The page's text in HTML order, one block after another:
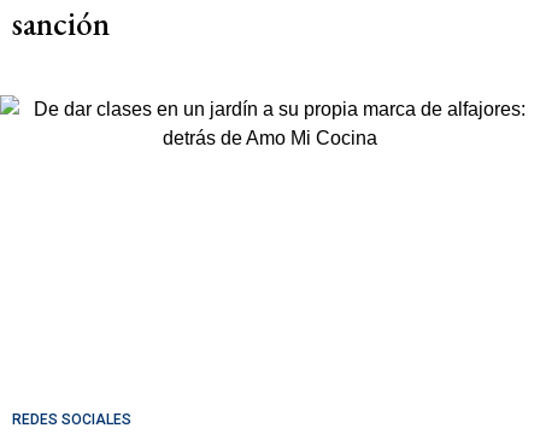
sanción
REDES SOCIALES